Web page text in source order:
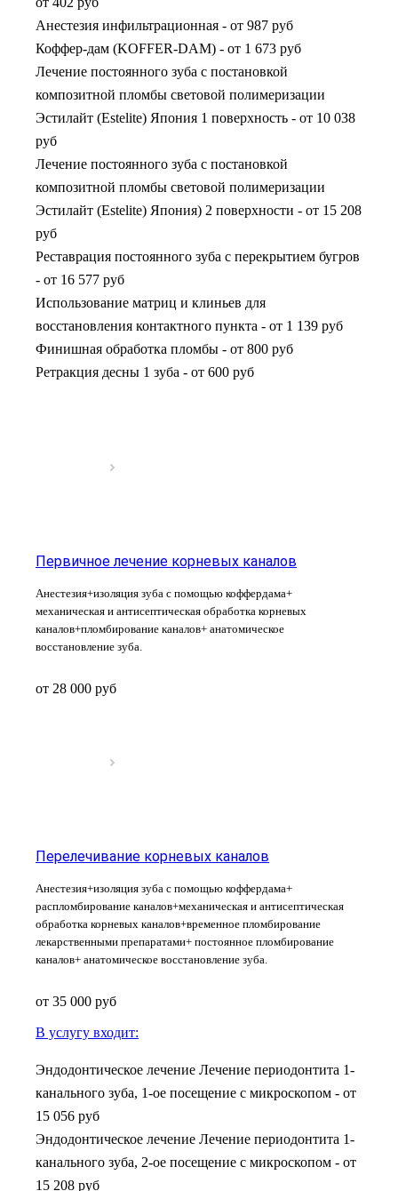
Анестезия инфильтрационная - от 987 руб
Коффер-дам (KOFFER-DAM) - от 1 673 руб
Лечение постоянного зуба с постановкой
композитной пломбы световой полимеризации
Эстилайт (Estelite) Япония 1 поверхность - от 10 038
руб
Лечение постоянного зуба с постановкой
композитной пломбы световой полимеризации
Эстилайт (Estelite) Япония) 2 поверхности - от 15 208
руб
Реставрация постоянного зуба с перекрытием бугров
- от 16 577 руб
Использование матриц и клиньев для
восстановления контактного пункта - от 1 139 руб
Финишная обработка пломбы - от 800 руб
Ретракция десны 1 зуба - от 600 руб
Первичное лечение корневых каналов
Анестезия+изоляция зуба с помощью коффердама+
механическая и антисептическая обработка корневых
каналов+пломбирование каналов+ анатомическое
восстановление зуба.
от 28 000 руб
Перелечивание корневых каналов
Анестезия+изоляция зуба с помощью коффердама+
распломбирование каналов+механическая и антисептическая
обработка корневых каналов+временное пломбирование
лекарственными препаратами+ постоянное пломбирование
каналов+ анатомическое восстановление зуба.
от 35 000 руб
В услугу входит:
Эндодонтическое лечение Лечение периодонтита 1-
канального зуба, 1-ое посещение с микроскопом - от
15 056 руб
Эндодонтическое лечение Лечение периодонтита 1-
канального зуба, 2-ое посещение с микроскопом - от
15 208 руб